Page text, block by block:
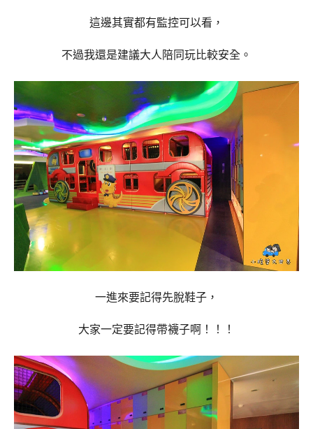
這邊其實都有監控可以看，
不過我還是建議大人陪同玩比較安全。
一進來要記得先脫鞋子，
大家一定要記得帶襪子啊！！！